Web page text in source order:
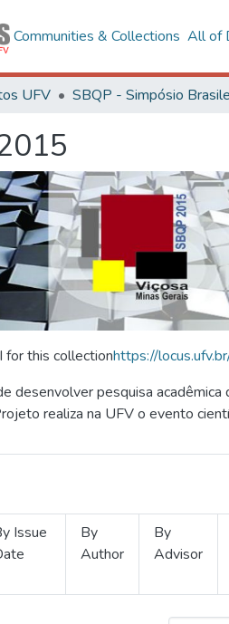
Communities & Collections All of
UFV
for this collectionhttps://
desenvolver pesquisa
realiza na UFV o evento
Issue
By
Author
By
Advisor